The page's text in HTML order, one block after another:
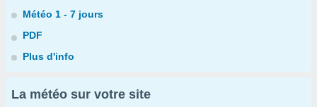
Météo 1 - 7 jours
PDF
Plus d'info
La météo sur votre site